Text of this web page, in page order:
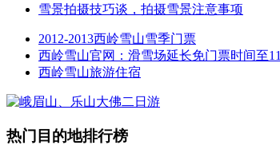
雪景拍摄技巧谈，拍摄雪景注意事项
2012-2013西岭雪山雪季门票
西岭雪山官网：滑雪场延长免门票时间至11
西岭雪山旅游住宿
热门目的地排行榜